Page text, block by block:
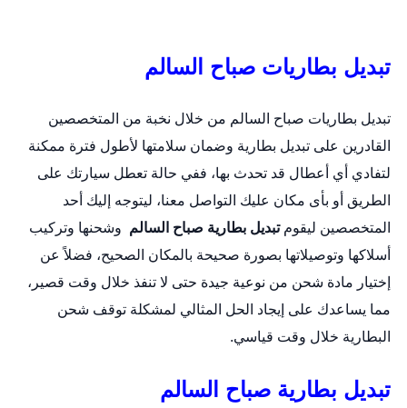
تبديل بطاريات صباح السالم
تبديل بطاريات صباح السالم من خلال نخبة من المتخصصين
القادرين على تبديل بطارية وضمان سلامتها لأطول فترة ممكنة
لتفادي أي أعطال قد تحدث بها، ففي حالة تعطل سيارتك على
الطريق أو بأى مكان عليك التواصل معنا، ليتوجه إليك أحد
المتخصصين ليقومتبديل بطارية صباح السالم وشحنها وتركيب
أسلاكها وتوصيلاتها بصورة صحيحة بالمكان الصحيح، فضلاً عن
إختيار مادة شحن من نوعية جيدة حتى لا تنفذ خلال وقت قصير،
مما يساعدك على إيجاد الحل المثالي لمشكلة توقف شحن
البطارية خلال وقت قياسي.
تبديل بطارية صباح السالم